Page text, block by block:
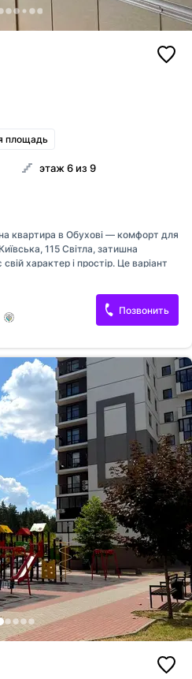
площадь
этаж 6 из 9
квартира в Обухові — комфорт для
115 Світла, затишна
характер і простір. Це варіант
характеристики Загальна площа —
9,1 м² Поверх — 6 із 9 (є ліфт) Тип
✔ роздільний санвузол ✔ 2
Квартира має зручне та
кімнати, достатньо простору для
великі лоджії додають
зона відпочинку, кабінет аб...
Позвонить